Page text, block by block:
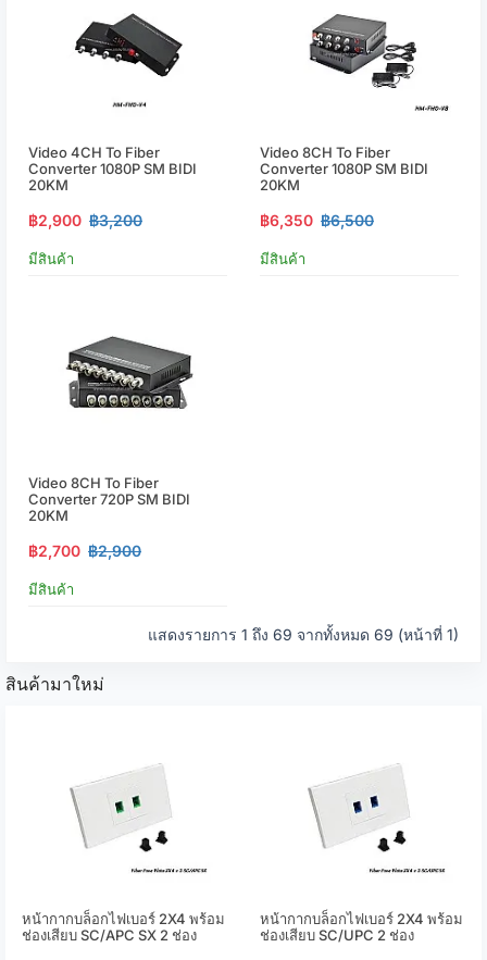
Video 4CH To Fiber
Converter 1080P SM BIDI
20KM
฿2,900 ฿3,200
มีสินค้า
Video 8CH To Fiber
Converter 1080P SM BIDI
20KM
฿6,350 ฿6,500
มีสินค้า
Video 8CH To Fiber
Converter 720P SM BIDI
20KM
฿2,700 ฿2,900
มีสินค้า
แสดงรายการ 1 ถึง 69 จากทั้งหมด 69 (หน้าที่ 1)
สินค้ามาใหม่
หน้ากากบล็อกไฟเบอร์ 2X4 พร้อม
ช่องเสียบ SC/APC SX 2 ช่อง
หน้ากากบล็อกไฟเบอร์ 2X4 พร้อม
ช่องเสียบ SC/UPC 2 ช่อง